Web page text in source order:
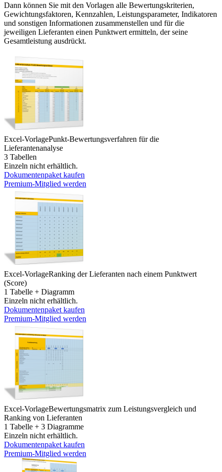
Dann können Sie mit den Vorlagen alle Bewertungskriterien,
Gewichtungsfaktoren, Kennzahlen, Leistungsparameter, Indikatoren
und sonstigen Informationen zusammenstellen und für die
jeweiligen Lieferanten einen Punktwert ermitteln, der seine
Gesamtleistung ausdrückt.
Excel-VorlagePunkt-Bewertungsverfahren für die
Lieferantenanalyse
3 Tabellen
Einzeln nicht erhältlich.
Dokumentenpaket kaufen
Premium-Mitglied werden
Excel-VorlageRanking der Lieferanten nach einem Punktwert
(Score)
1 Tabelle + Diagramm
Einzeln nicht erhältlich.
Dokumentenpaket kaufen
Premium-Mitglied werden
Excel-VorlageBewertungsmatrix zum Leistungsvergleich und
Ranking von Lieferanten
1 Tabelle + 3 Diagramme
Einzeln nicht erhältlich.
Dokumentenpaket kaufen
Premium-Mitglied werden